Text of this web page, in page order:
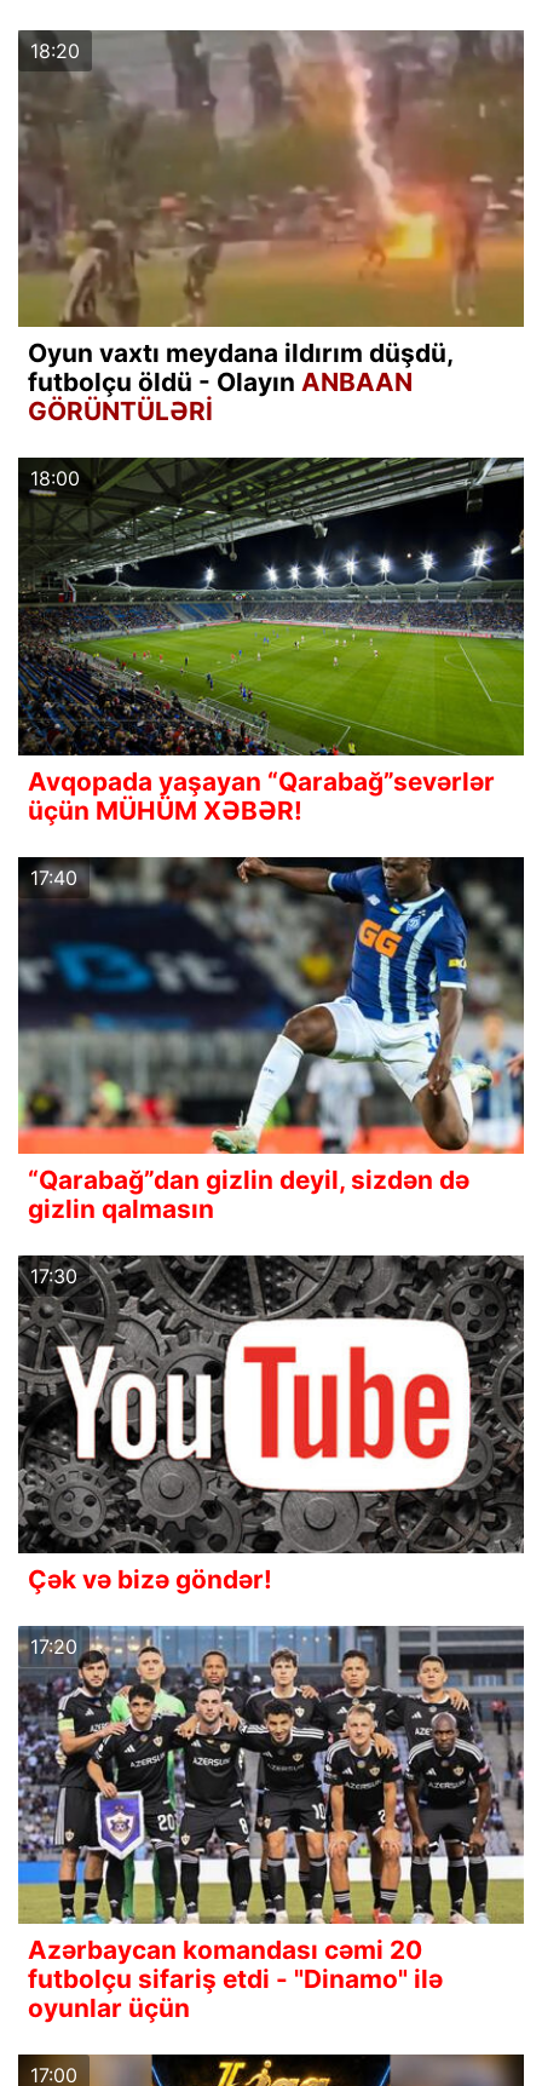
18:20
Oyun vaxtı meydana ildırım düşdü,
futbolçu öldü - Olayın ANBAAN
GÖRÜNTÜLƏRİ
18:00
Avqopada yaşayan “Qarabağ”sevərlər
üçün MÜHÜM XƏBƏR!
17:40
“Qarabağ”dan gizlin deyil, sizdən də
gizlin qalmasın
17:30
Çək və bizə göndər!
17:20
Azərbaycan komandası cəmi 20
futbolçu sifariş etdi - "Dinamo" ilə
oyunlar üçün
17:00